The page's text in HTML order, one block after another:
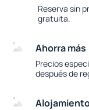
Reserva sin
gratuita.
Ahorra más
Precios
después de